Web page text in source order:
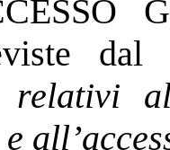
dal
relativi